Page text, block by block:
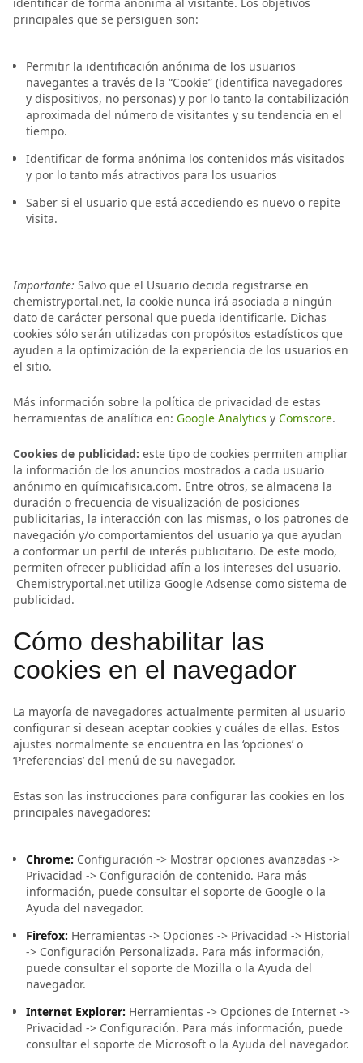
principales que se persiguen son:
Permitir la identificación anónima de los usuarios
navegantes a través de la “Cookie” (identifica navegadores
y dispositivos, no personas) y por lo tanto la contabilización
aproximada del número de visitantes y su tendencia en el
tiempo.
Identificar de forma anónima los contenidos más visitados
y por lo tanto más atractivos para los usuarios
Saber si el usuario que está accediendo es nuevo o repite
visita.
Importante: Salvo que el Usuario decida registrarse en
chemistryportal.net, la cookie nunca irá asociada a ningún
dato de carácter personal que pueda identificarle. Dichas
cookies sólo serán utilizadas con propósitos estadísticos que
ayuden a la optimización de la experiencia de los usuarios en
el sitio.
Más información sobre la política de privacidad de estas
herramientas de analítica en: Google Analytics y Comscore.
Cookies de publicidad: este tipo de cookies permiten ampliar
la información de los anuncios mostrados a cada usuario
anónimo en químicafisica.com. Entre otros, se almacena la
duración o frecuencia de visualización de posiciones
publicitarias, la interacción con las mismas, o los patrones de
navegación y/o comportamientos del usuario ya que ayudan
a conformar un perfil de interés publicitario. De este modo,
permiten ofrecer publicidad afín a los intereses del usuario.
Chemistryportal.net utiliza Google Adsense como sistema de
publicidad.
Cómo deshabilitar las
cookies en el navegador
La mayoría de navegadores actualmente permiten al usuario
configurar si desean aceptar cookies y cuáles de ellas. Estos
ajustes normalmente se encuentra en las ‘opciones’ o
‘Preferencias’ del menú de su navegador.
Estas son las instrucciones para configurar las cookies en los
principales navegadores:
Chrome: Configuración -> Mostrar opciones avanzadas ->
Privacidad -> Configuración de contenido. Para más
información, puede consultar el soporte de Google o la
Ayuda del navegador.
Firefox: Herramientas -> Opciones -> Privacidad -> Historial
-> Configuración Personalizada. Para más información,
puede consultar el soporte de Mozilla o la Ayuda del
navegador.
Internet Explorer: Herramientas -> Opciones de Internet ->
Privacidad -> Configuración. Para más información, puede
consultar el soporte de Microsoft o la Ayuda del navegador.